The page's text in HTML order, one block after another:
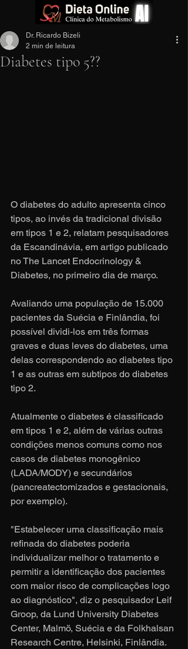
Diabetes tipo 5??
Dr. Ricardo Bizeli
2 min de leitura
O diabetes do adulto apresenta cinco
tipos, ao invés da tradicional divisão
em tipos 1 e 2, relatam pesquisadores
da Escandinávia, em artigo publicado
no The Lancet Endocrinology &
Diabetes, no primeiro dia de março.
Avaliando uma população de 15.000
pacientes da Suécia e Finlândia, foi
possível dividi-los em três formas
graves e duas leves do diabetes, uma
delas correspondendo ao diabetes tipo
1 e as outras em subtipos do diabetes
tipo 2.
Atualmente o diabetes é classificado
em tipos 1 e 2, além de várias outras
condições menos comuns como nos
casos de diabetes monogênico
(LADA/MODY) e secundários
(pancreatectomizados e gestacionais,
por exemplo).
"Estabelecer uma classificação mais
refinada do diabetes poderia
individualizar melhor o tratamento e
permitir a identificação dos pacientes
com maior risco de complicações logo
ao diagnóstico", diz o pesquisador Leif
Groop, da Lund University Diabetes
Center, Malmö, Suécia e da Folkhalsan
Research Centre, Helsinki, Finlândia.